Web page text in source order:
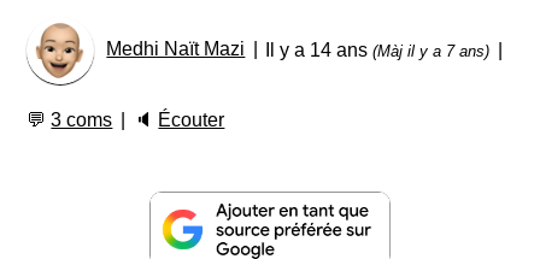
Medhi Naït Mazi Il y a 14 ans(Màj il y a 7 ans)
💬3 coms 🔈 Écouter